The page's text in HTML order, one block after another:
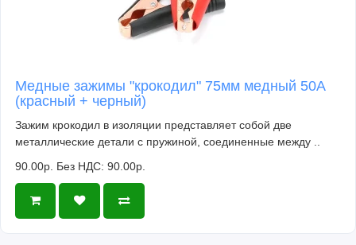
Медные зажимы "крокодил" 75мм медный 50A
(красный + черный)
Зажим крокодил в изоляции представляет собой две
металлические детали с пружиной, соединенные между ..
90.00р. Без НДС: 90.00р.